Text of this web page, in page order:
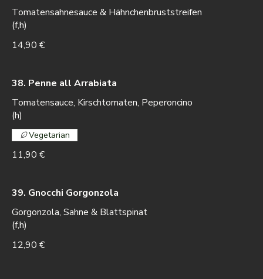
Tomatensahnesauce & Hähnchenbruststreifen
(f,h)
14,90 €
38. Penne all Arrabiata
Tomatensauce, Kirschtomaten, Peperoncino
(h)
11,90 €
Vegetarian
39. Gnocchi Gorgonzola
Gorgonzola, Sahne & Blattspinat
(f,h)
12,90 €